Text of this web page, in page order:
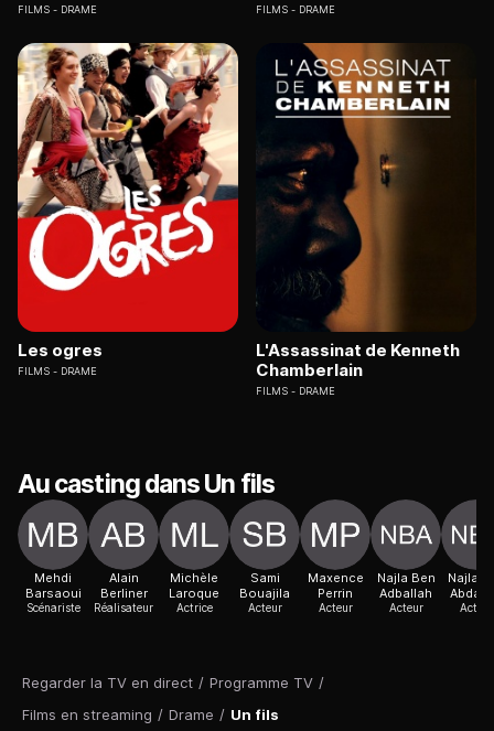
Regarder la TV en direct / Programme TV /
Films en streaming / Drame / Un fils
FILMS DRAME FILMS DRAME
Les ogres
FILMS DRAME
L'Assassinat de Kenneth
Chamberlain
FILMS DRAME
Au casting dans Un fils
Mehdi
Barsaoui
Scénariste
Alain
Berliner
Réalisateur
Michèle
Laroque
Actrice
Sami
Bouajila
Acteur
Maxence
Perrin
Acteur
Najla Ben
Adballah
Acteur
Najla
Acteur